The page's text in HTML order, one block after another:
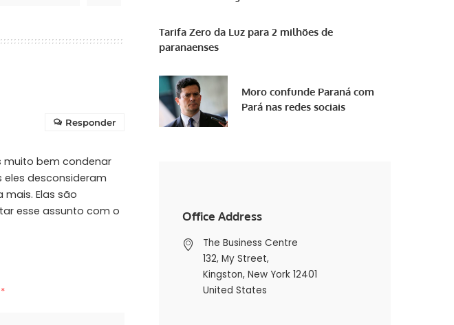
muito bem condenar
desconsideram
Elas são
esse assunto com o
Responder
*
Tarifa Zero da Luz para 2 milhões de
paranaenses
Moro confunde Paraná com
Pará nas redes sociais
Office Address
The Business Centre
132, My Street,
Kingston, New York 12401
United States